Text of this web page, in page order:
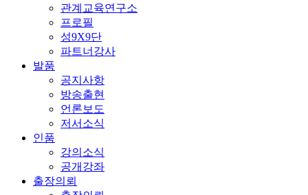
관계교육연구소
프로필
성9X9단
파트너강사
발품
공지사항
방송출현
언론보도
저서소식
인품
강의소식
공개강좌
출장의뢰